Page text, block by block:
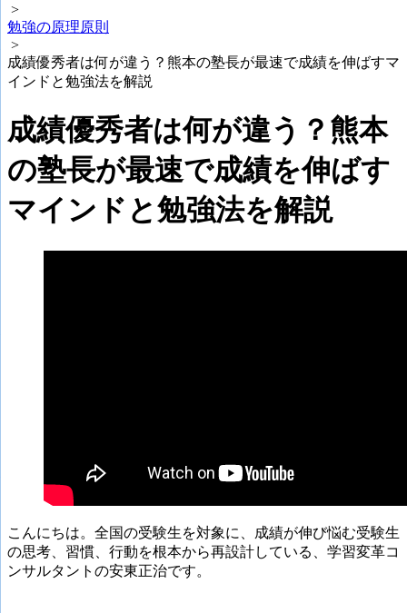
>
勉強の原理原則
>
成績優秀者は何が違う？熊本の塾長が最速で成績を伸ばすマ
インドと勉強法を解説
成績優秀者は何が違う？熊本
の塾長が最速で成績を伸ばす
マインドと勉強法を解説
こんにちは。全国の受験生を対象に、成績が伸び悩む受験生
の思考、習慣、行動を根本から再設計している、学習変革コ
ンサルタントの安東正治です。